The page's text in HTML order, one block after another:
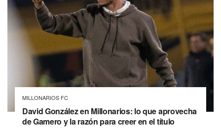
MILLONARIOS FC
David González en Millonarios: lo que aprovecha
de Gamero y la razón para creer en el título